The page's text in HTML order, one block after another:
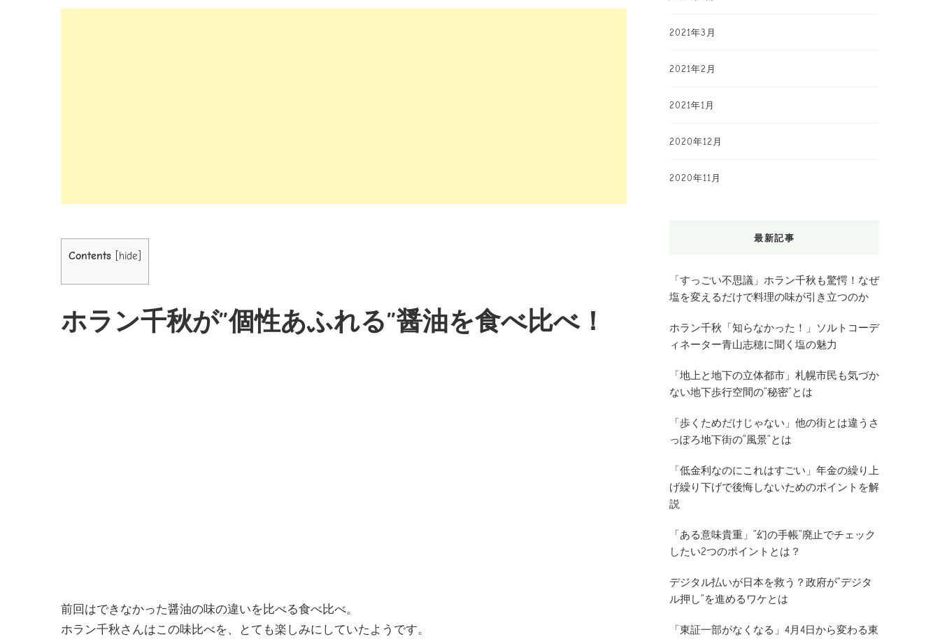
Contents hide
ホラン千秋が”個性あふれる”醤油を食べ比べ！
前回はできなかった醤油の味の違いを比べる食べ比べ。
ホラン千秋さんはこの味比べを、とても楽しみにしていたようです。
2021年3月
2021年2月
2021年1月
2020年12月
2020年11月
最新記事
「すっごい不思議」ホラン千秋も驚愕！なぜ
塩を変えるだけで料理の味が引き立つのか
ホラン千秋「知らなかった！」ソルトコーデ
ィネーター青山志穂に聞く塩の魅力
「地上と地下の立体都市」札幌市民も気づか
ない地下歩行空間の”秘密”とは
「歩くためだけじゃない」他の街とは違うさ
っぽろ地下街の”風景”とは
「低金利なのにこれはすごい」年金の繰り上
げ繰り下げで後悔しないためのポイントを解
説
「ある意味貴重」”幻の手帳”廃止でチェック
したい2つのポイントとは？
デジタル払いが日本を救う？政府が”デジタ
ル押し”を進めるワケとは
「東証一部がなくなる」4月4日から変わる東